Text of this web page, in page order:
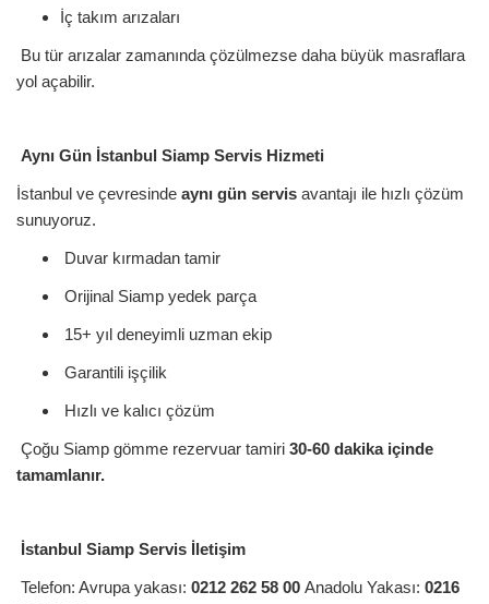
İç takım arızaları
Bu tür arızalar zamanında çözülmezse daha büyük masraflara
yol açabilir.
Aynı Gün İstanbul Siamp Servis Hizmeti
İstanbul ve çevresinde aynı gün servis avantajı ile hızlı çözüm
sunuyoruz.
Duvar kırmadan tamir
Orijinal Siamp yedek parça
15+ yıl deneyimli uzman ekip
Garantili işçilik
Hızlı ve kalıcı çözüm
Çoğu Siamp gömme rezervuar tamiri 30-60 dakika içinde
tamamlanır.
İstanbul Siamp Servis İletişim
Telefon: Avrupa yakası: 0212 262 58 00 Anadolu Yakası: 0216